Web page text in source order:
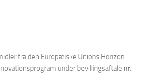
fra den Europæiske Unions Horizon
under bevillingsaftale nr.